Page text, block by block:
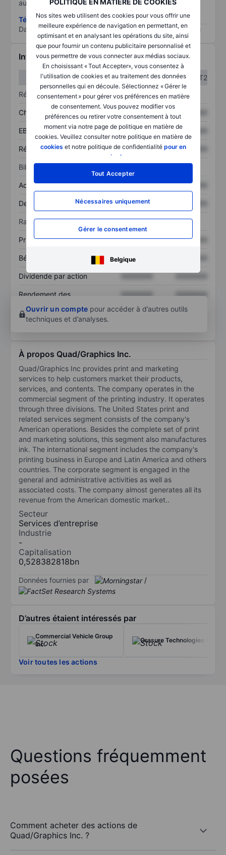
POLITIQUE EN MATIÈRE DE COOKIES
Nos sites web utilisent des cookies pour vous offrir une
meilleure expérience de navigation en permettant, en
optimisant et en analysant les opérations du site, ainsi
que pour fournir un contenu publicitaire personnalisé et
vous permettre de vous connecter aux médias sociaux.
En choisissant « Tout Accepter», vous consentez à
l'utilisation de cookies et au traitement des données
personnelles qui en découle. Sélectionnez « Gérer le
consentement » pour gérer vos préférences en matière
de consentement. Vous pouvez modifier vos
préférences ou retirer votre consentement à tout
moment via notre page de politique en matière de
cookies. Veuillez consulter notre politique en matière de
cookies et notre politique de confidentialité pour en
savoir plus
Tout Accepter
Nécessaires uniquement
Gérer le consentement
Belgique
au risque le plus élevé).
Télécharger la méthodologie ESG (en anglais)
Data provided by
/
Informations financières
T1
T2
Résultats
Chiffre d’affaires
EBITDA XXXXXXX XXXXXXX
Résultat net XXXXXXX XXXXXXX
Bilan
Actif total XXXXXXX XXXXXXX
Dette totale XXXXXXX
Ratios
Prix / ventes XXXXXXX XXXXXXX
Bénéfice par action XXXXXXX
Dividende par action
Rendement des
XXXXXXX
XXXXXXX
Ouvrir un compte pour accéder à d’autres outils
techniques et d’analyses.
À propos Quad/Graphics Inc.
Quad/Graphics Inc provides print and marketing
services to help customers market their products,
services, and contents. The company operates in the
commercial segment of the printing industry. It operates
through three divisions. The United States print and
related services segment consists of the company's
American operations. Besides the complete set of print
and marketing solutions, this segment also manufactures
ink. The international segment includes the company's
printing business in Europe and Latin America and others
countries. The corporate segment is engaged in the
general and administrative activities as well as
associated costs. The company almost generates all its
revenue from the American domestic market..
Secteur
Services d’entreprise
Industrie
-
Capitalisation
0,528382818bn
Données fournies par /
D’autres étaient intéressés par
Commercial Vehicle Group
Inc.
Orasure Technologies Inc.
Voir toutes les actions
Questions fréquemment
posées
Comment acheter des actions de
Quad/Graphics Inc. ?